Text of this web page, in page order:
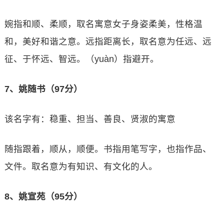
婉指和顺、柔顺，取名寓意女子身姿柔美，性格温
和，美好和谐之意。远指距离长，取名意为任远、远
征、于怀远、智远。（yuàn）指避开。
7、姚随书（97分）
该名字有：稳重、担当、善良、贤淑的寓意
随指跟着，顺从，顺便。书指用笔写字，也指作品、
文件。取名意为有知识、有文化的人。
8、姚宣苑（95分）